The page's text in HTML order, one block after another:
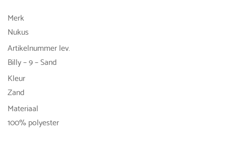
Merk
Nukus
Artikelnummer lev.
Billy – 9 – Sand
Kleur
Zand
Materiaal
100% polyester